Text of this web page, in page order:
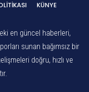
KÜNYE
en güncel haberleri,
sunan bağımsız bir
doğru, hızlı ve